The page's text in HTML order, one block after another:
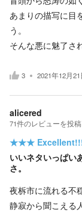
あまりの描写に目
う。
そんな悪に魅了さ
3 2021年12月
alicered
71件のレビューを投稿
★★★
いいネタいっぱい
さ。
夜柝市に流れる不
静寂から聞こえる